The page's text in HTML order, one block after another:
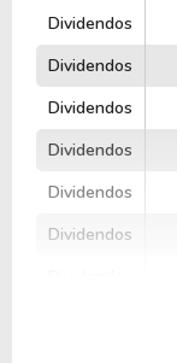
TIPO
Dividendos
Dividendos
Dividendos
Dividendos
Dividendos
Dividendos